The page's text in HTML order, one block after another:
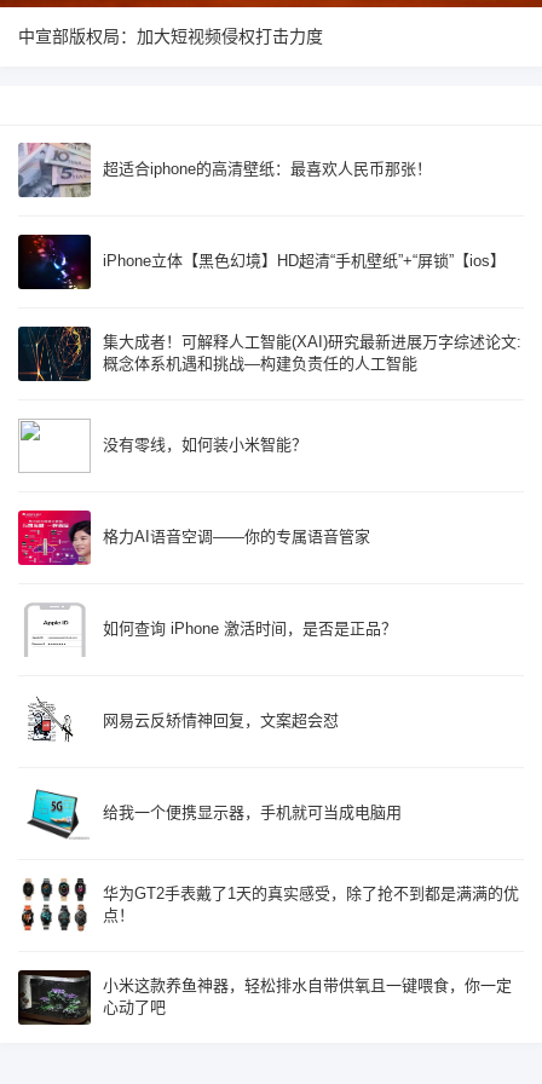
中宣部版权局：加大短视频侵权打击力度
超适合iphone的高清壁纸：最喜欢人民币那张！
iPhone立体【黑色幻境】HD超清“手机壁纸”+“屏锁”【ios】
集大成者！可解释人工智能(XAI)研究最新进展万字综述论文:
概念体系机遇和挑战—构建负责任的人工智能
没有零线，如何装小米智能？
格力AI语音空调——你的专属语音管家
如何查询 iPhone 激活时间，是否是正品？
网易云反矫情神回复，文案超会怼
给我一个便携显示器，手机就可当成电脑用
华为GT2手表戴了1天的真实感受，除了抢不到都是满满的优
点！
小米这款养鱼神器，轻松排水自带供氧且一键喂食，你一定
心动了吧